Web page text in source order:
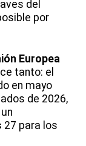
del
por
Europea
tanto: el
en mayo
de 2026,
27 para los